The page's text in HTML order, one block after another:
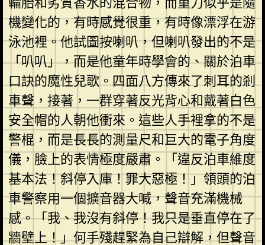
機變化的，有時感覺很重，有時像漂浮在游
泳池裡。他試圖按喇叭，但喇叭發出的不是
「叭叭」，而是他童年時學會的、關於泊車
口訣的魔性兒歌。四面八方傳來了刺耳的剎
車聲，接著，一群穿著反光背心和戴著白色
安全帽的人朝他衝來。這些人手裡拿的不是
警棍，而是長長的測量尺和巨大的電子角度
儀，臉上的表情極度嚴肅。「違反泊車維度
基本法！斜停入庫！罪大惡極！」領頭的泊
車警察用一個擴音器大喊，聲音充滿機械
感。「我、我沒有斜停！我只是垂直停在了
牆壁上！」何手殘趕緊為自己辯解，但聲音